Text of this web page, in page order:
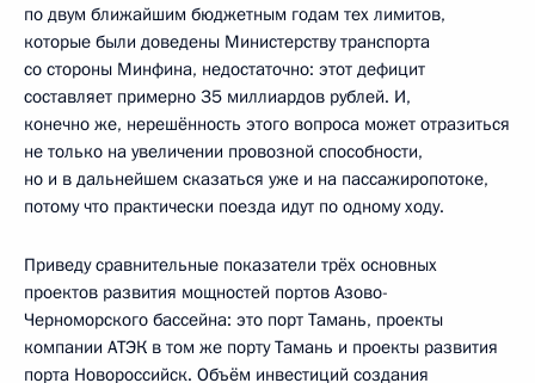
по двум ближайшим бюджетным годам тех лимитов,
которые были доведены Министерству транспорта
со стороны Минфина, недостаточно: этот дефицит
составляет примерно 35 миллиардов рублей. И,
конечно же, нерешённость этого вопроса может отразиться
не только на увеличении провозной способности,
но и в дальнейшем сказаться уже и на пассажиропотоке,
потому что практически поезда идут по одному ходу.
Приведу сравнительные показатели трёх основных
проектов развития мощностей портов Азово-
Черноморского бассейна: это порт Тамань, проекты
компании АТЭК в том же порту Тамань и проекты развития
порта Новороссийск. Объём инвестиций создания